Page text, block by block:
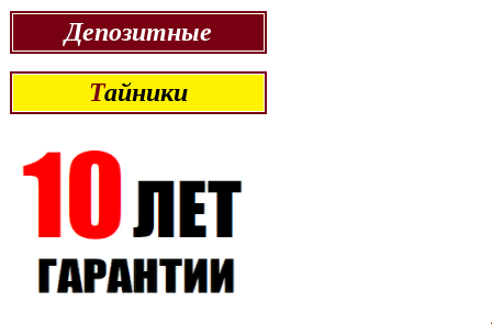
Депозитные
Тайники